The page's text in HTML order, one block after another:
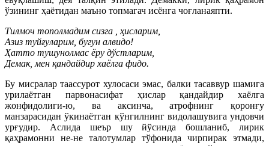
ўзининг ҳаётидан маъно топмагач исёнга чоғланаяпти.
Тилмоч тополмадим сизга , ҳисларим,
Азиз туйғуларим, бугун алвидо!
Ҳатто тушунолмас ёру дўстларим,
Демак, мен қандайдир хаёлга фидо.
Бу мисралар таассурот хулосаси эмас, балки тасаввур шамига
урилаётган парвонасифат ҳислар қандайдир хаёлга
жонфидолиги-ю, ва аксинча, атрофнинг қоронғу
манзарасидан ўкинаётган кўнгилнинг видолашувига ундовчи
урғудир. Аслида шеър шу йўсинда бошланиб, лирик
қаҳрамонни не-не талотумлар тўфонида чирпирак этмади,